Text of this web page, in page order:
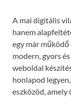
A mai digitális
hanem
egy már működő
modern, gyors
weboldal
honlapod
eszközöd, amely